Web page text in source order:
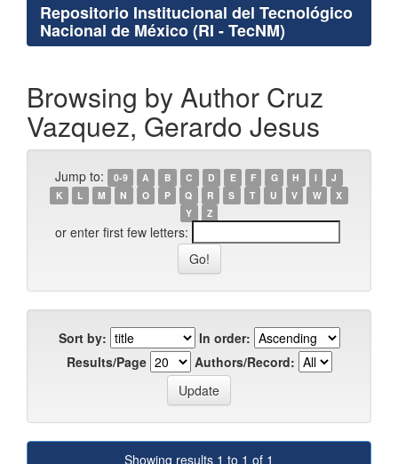
Repositorio Institucional del Tecnológico
Nacional de México (RI - TecNM)
Browsing by Author Cruz
Vazquez, Gerardo Jesus
Jump to: 0-9 A B C D E F G H I
J
K
L M N O P Q R S T U V W
X
Y
Z
or enter first few letters:
Sort by:
In order:
Results/Page
Authors/Record:
Showing results 1 to 1 of 1